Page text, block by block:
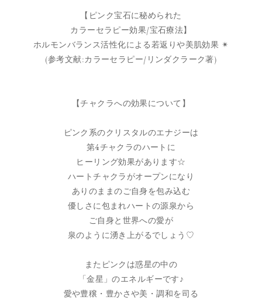
【ピンク宝石に秘められた
カラーセラピー効果/宝石療法】
ホルモンバランス活性化による若返りや美肌効果 ✴︎︎
(参考文献:カラーセラピー/リンダクラーク著)
【チャクラへの効果について】
ピンク系のクリスタルのエナジーは
第4チャクラのハートに
ヒーリング効果があります☆
ハートチャクラがオープンになり
ありのままのご自身を包み込む
優しさに包まれハートの源泉から
ご自身と世界への愛が
泉のように湧き上がるでしょう♡
またピンクは惑星の中の
「金星」のエネルギーです♪
愛や豊穣・豊かさや美・調和を司る